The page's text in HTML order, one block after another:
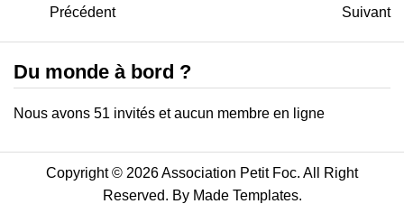
Précédent Suivant
Du monde à bord ?
Nous avons 51 invités et aucun membre en ligne
Copyright © 2026 Association Petit Foc. All Right
Reserved. By Made Templates.